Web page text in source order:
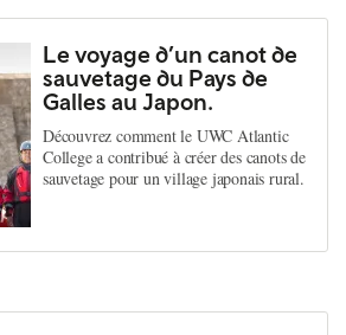
Le voyage d’un canot de
sauvetage du Pays de
Galles au Japon.
Découvrez comment le UWC Atlantic
College a contribué à créer des canots de
sauvetage pour un village japonais rural.